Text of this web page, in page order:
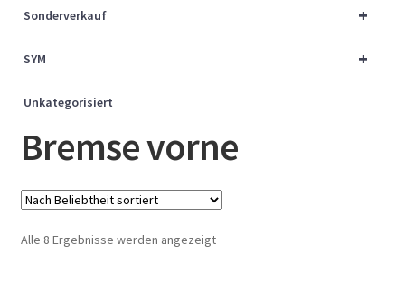
+
Sonderverkauf
+
SYM
Unkategorisiert
Bremse vorne
Alle 8 Ergebnisse werden angezeigtNach